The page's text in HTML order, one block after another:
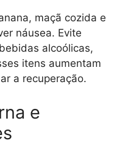
maçã cozida e
náusea. Evite
alcoólicas,
itens aumentam
a recuperação.
e